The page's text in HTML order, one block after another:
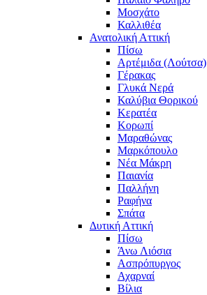
Μοσχάτο
Καλλιθέα
Ανατολική Αττική
Πίσω
Αρτέμιδα (Λούτσα)
Γέρακας
Γλυκά Νερά
Καλύβια Θορικού
Κερατέα
Κορωπί
Μαραθώνας
Μαρκόπουλο
Νέα Μάκρη
Παιανία
Παλλήνη
Ραφήνα
Σπάτα
Δυτική Αττική
Πίσω
Άνω Λιόσια
Ασπρόπυργος
Αχαρναί
Βίλια